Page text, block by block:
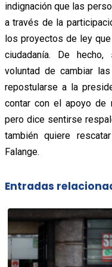
indignación que las
a través de la
los proyectos de ley
ciudadanía. De
voluntad de cambiar
repostularse a la
contar con el apoyo de
pero dice sentirse
también quiere
Falange.
Entradas